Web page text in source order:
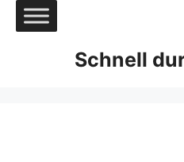
Zum
Inhalt
Schnell